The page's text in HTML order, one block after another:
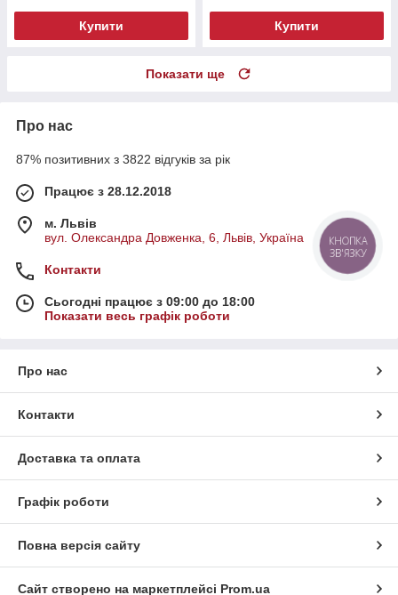
Купити Купити
Показати ще
Про нас
87% позитивних з 3822 відгуків за рік
Працює з 28.12.2018
м. Львів
вул. Олександра Довженка, 6, Львів, Україна
Контакти
Сьогодні працює з 09:00 до 18:00
Показати весь графік роботи
Про нас
Контакти
Доставка та оплата
Графік роботи
Повна версія сайту
Сайт створено на маркетплейсі Prom.ua
КНОПКА
ЗВ'ЯЗКУ